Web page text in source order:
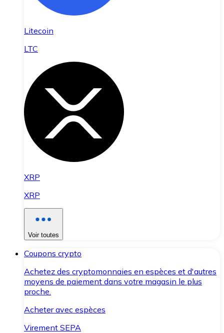
Litecoin
LTC
XRP
XRP
Voir toutes
Coupons crypto
Achetez des cryptomonnaies en espèces et d'autres
moyens de paiement dans votre magasin le plus
proche.
Acheter avec espèces
Virement SEPA